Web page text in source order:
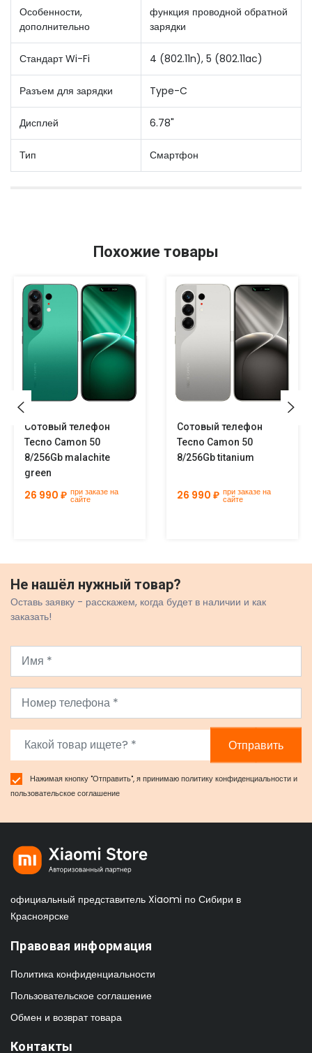
Особенности,
дополнительно
функция проводной обратной
зарядки
Стандарт Wi-Fi 4 (802.11n), 5 (802.11ac)
Разъем для зарядки Type-C
Дисплей 6.78"
Тип Смартфон
Похожие товары
Сотовый телефон
Tecno Camon 50
8/256Gb malachite
green
26 990 ₽ при заказе на
сайте
Сотовый телефон
Tecno Camon 50
8/256Gb titanium
26 990 ₽ при заказе на
сайте
Не нашёл нужный товар?
Оставь заявку - расскажем, когда будет в наличии и как
заказать!
Отправить
Нажимая кнопку "Отправить", я принимаюполитику конфиденциальностии
пользовательское соглашение
официальный представитель Xiaomi по Сибири в
Красноярске
Правовая информация
Политика конфиденциальности
Пользовательское соглашение
Обмен и возврат товара
Контакты